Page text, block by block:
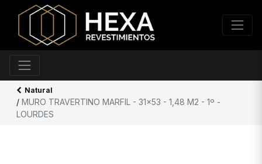
Natural
/ MURO TRAVERTINO MARFIL - 31x53 - 1,48 M2 - 1º -
LOURDES